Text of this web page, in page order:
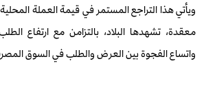
ويأتي هذا التراجع المستمر في قيمة العملة
معقدة، تشهدها البلاد، بالتزامن مع ارتفاع
واتساع الفجوة بين العرض والطلب في السوق